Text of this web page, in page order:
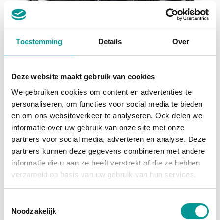
Toestemming Details Over
Deze website maakt gebruik van cookies
We gebruiken cookies om content en advertenties te
personaliseren, om functies voor social media te bieden
en om ons websiteverkeer te analyseren. Ook delen we
informatie over uw gebruik van onze site met onze
partners voor social media, adverteren en analyse. Deze
partners kunnen deze gegevens combineren met andere
informatie die u aan ze heeft verstrekt of die ze hebben
verzameld op basis van uw gebruik van hun services.
Noodzakelijk
€1003.59/maand
72 maanden
Deze auto bekijken